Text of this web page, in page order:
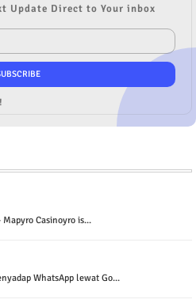
Update Direct to Your inbox
Casinoyro is...
WhatsApp lewat Go...